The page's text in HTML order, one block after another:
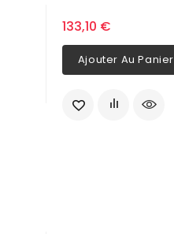
133,10 €
Ajouter Au Panier